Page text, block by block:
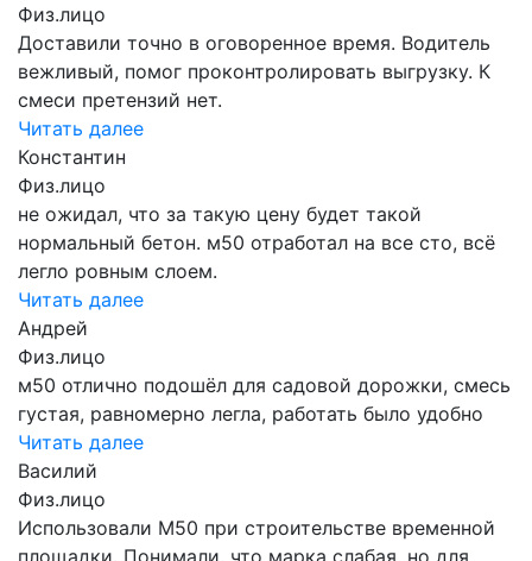
Физ.лицо
Доставили точно в оговоренное время. Водитель
вежливый, помог проконтролировать выгрузку. К
смеси претензий нет.
Читать далее
Константин
Физ.лицо
не ожидал, что за такую цену будет такой
нормальный бетон. м50 отработал на все сто, всё
легло ровным слоем.
Читать далее
Андрей
Физ.лицо
м50 отлично подошёл для садовой дорожки, смесь
густая, равномерно легла, работать было удобно
Читать далее
Василий
Физ.лицо
Использовали М50 при строительстве временной
площадки. Понимали, что марка слабая, но для